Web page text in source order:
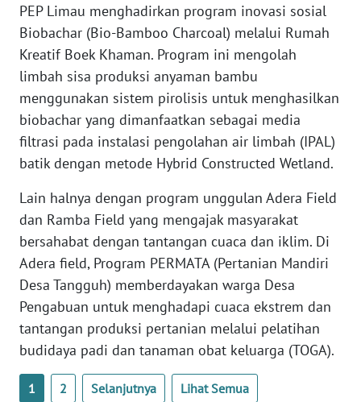
PEP Limau menghadirkan program inovasi sosial
Biobachar (Bio-Bamboo Charcoal) melalui Rumah
Kreatif Boek Khaman. Program ini mengolah
limbah sisa produksi anyaman bambu
menggunakan sistem pirolisis untuk menghasilkan
biobachar yang dimanfaatkan sebagai media
filtrasi pada instalasi pengolahan air limbah (IPAL)
batik dengan metode Hybrid Constructed Wetland.
Lain halnya dengan program unggulan Adera Field
dan Ramba Field yang mengajak masyarakat
bersahabat dengan tantangan cuaca dan iklim. Di
Adera field, Program PERMATA (Pertanian Mandiri
Desa Tangguh) memberdayakan warga Desa
Pengabuan untuk menghadapi cuaca ekstrem dan
tantangan produksi pertanian melalui pelatihan
budidaya padi dan tanaman obat keluarga (TOGA).
1 2 Selanjutnya Lihat Semua
WN
JATENG
WN
NUSANTARA
WN
WN
JATIM
WN
BALI
WN
KALBAR
WN
KALTENG